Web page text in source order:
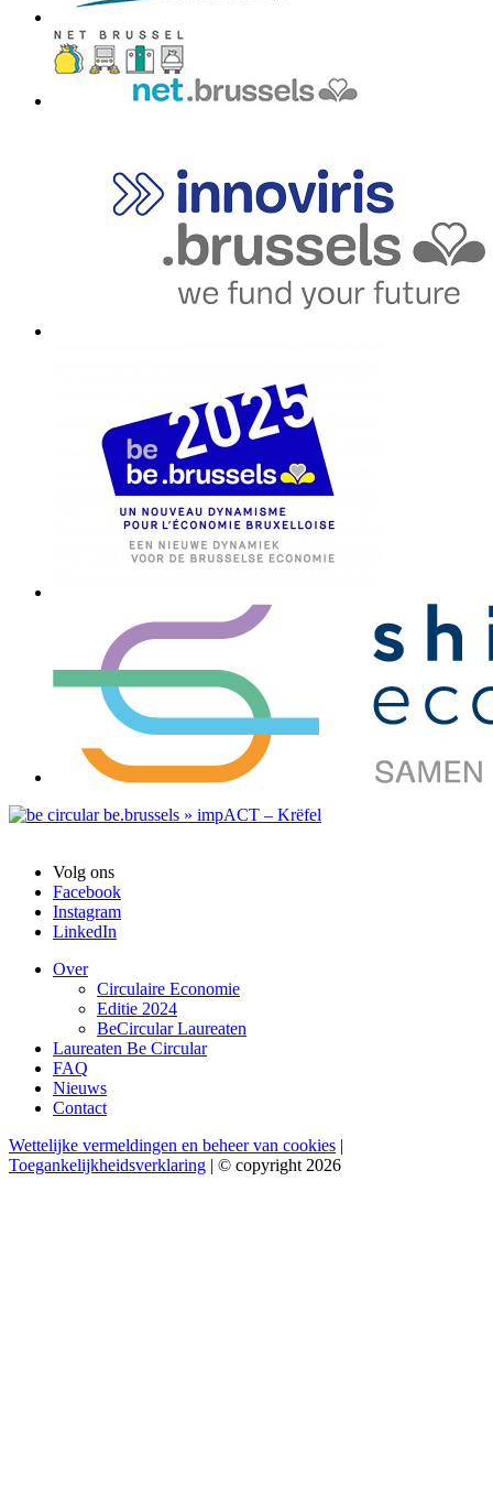
Volg ons
Facebook
Instagram
LinkedIn
Over
Circulaire Economie
Editie 2024
BeCircular Laureaten
Laureaten Be Circular
FAQ
Nieuws
Contact
Wettelijke vermeldingen en beheer van cookies |
Toegankelijkheidsverklaring | © copyright 2026